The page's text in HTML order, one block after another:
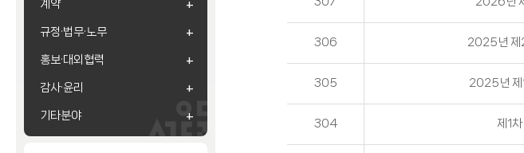
계약
규정·법무·노무
홍보·대외협력
감사·윤리
기타분야
306 2025년 제
305 2025년 제
304 제1